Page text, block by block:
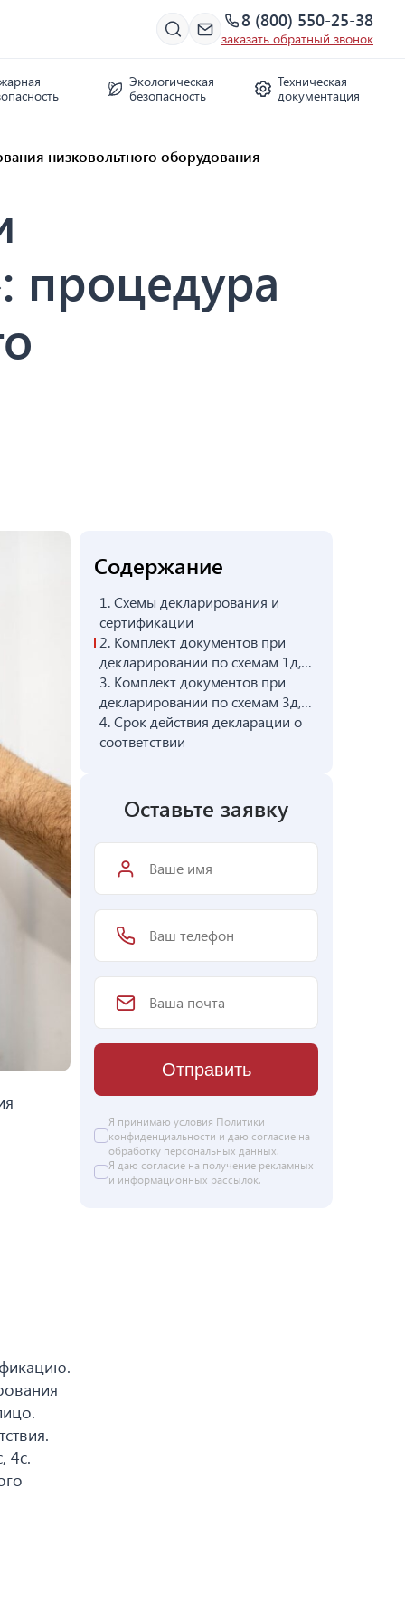
8 (800) 550-25-38
заказать обратный звонок
Экологическая
безопасность
Техническая
документация
низковольтного оборудования
процедура
4с.
Содержание
1.Схемы декларирования и
сертификации
2. Комплект документов при
декларировании по схемам 1д,
2д
3. Комплект документов при
декларировании по схемам 3д,
4д, 6д
4.Срок действия декларации о
соответствии
Оставьте заявку
Отправить
Я принимаю условия Политики
конфиденциальности и даю согласие на
обработку персональных данных.
Я даю согласие на получение рекламных
и информационных рассылок.